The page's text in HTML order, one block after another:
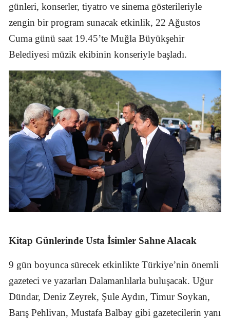
günleri, konserler, tiyatro ve sinema gösterileriyle
zengin bir program sunacak etkinlik, 22 Ağustos
Cuma günü saat 19.45’te Muğla Büyükşehir
Belediyesi müzik ekibinin konseriyle başladı.
Kitap Günlerinde Usta İsimler Sahne Alacak
9 gün boyunca sürecek etkinlikte Türkiye’nin önemli
gazeteci ve yazarları Dalamanlılarla buluşacak. Uğur
Dündar, Deniz Zeyrek, Şule Aydın, Timur Soykan,
Barış Pehlivan, Mustafa Balbay gibi gazetecilerin yanı